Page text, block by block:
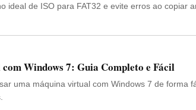
ideal de ISO para FAT32 e evite erros ao copiar
Windows 7: Guia Completo e Fácil
uma máquina virtual com Windows 7 de forma